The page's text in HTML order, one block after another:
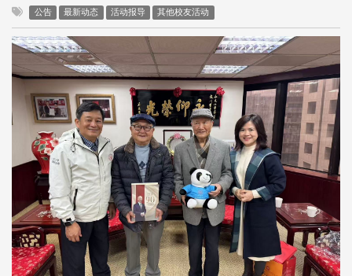
公告 最新动态 活动报导 其他校友活动